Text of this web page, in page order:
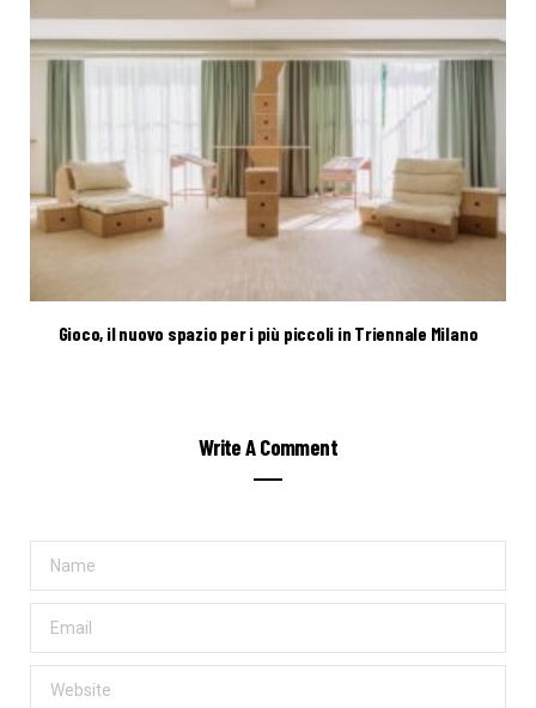
Gioco, il nuovo spazio per i più piccoli in Triennale Milano
Write A Comment